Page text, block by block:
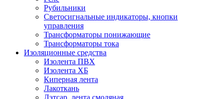
Рубильники
Светосигнальные индикаторы, кнопки
управления
Трансформаторы понижающие
Трансформаторы тока
Изоляционные средства
Изолента ПВХ
Изолента ХБ
Киперная лента
Лакоткань
Лэтсар, лента смоляная